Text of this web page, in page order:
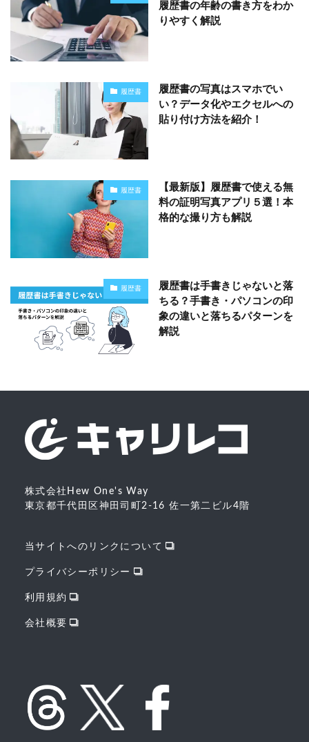
履歴書の年齢の書き方をわか
りやすく解説
履歴書
履歴書の写真はスマホでい
い？データ化やエクセルへの
貼り付け方法を紹介！
履歴書
【最新版】履歴書で使える無
料の証明写真アプリ５選！本
格的な撮り方も解説
履歴書
履歴書は手書きじゃないと落
ちる？手書き・パソコンの印
象の違いと落ちるパターンを
解説
株式会社Hew One's Way
東京都千代田区神田司町2-16 佐一第二ビル4階
当サイトへのリンクについて
プライバシーポリシー
利用規約
会社概要